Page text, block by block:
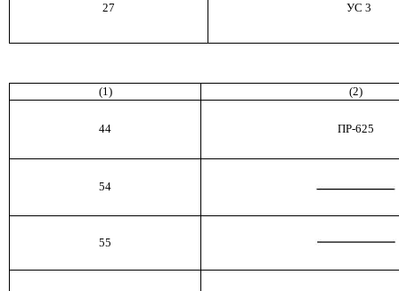
27 УС 3
(1) (2)
44 ПР-625
54
55